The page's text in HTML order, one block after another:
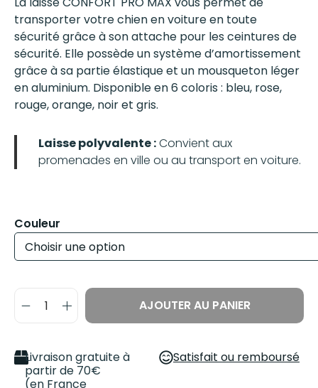
transporter votre chien en voiture en toute
sécurité grâce à son attache pour les ceintures de
sécurité. Elle possède un système d’amortissement
grâce à sa partie élastique et un mousqueton léger
en aluminium. Disponible en 6 coloris : bleu, rose,
rouge, orange, noir et gris.
Laisse polyvalente :Convient aux
promenades en ville ou au transport en voiture.
Couleur
AJOUTER AU PANIER
Livraison gratuite à
partir de 70€
(en France
Satisfait ou remboursé